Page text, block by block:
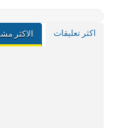
اكثر تعليقات الاكثر